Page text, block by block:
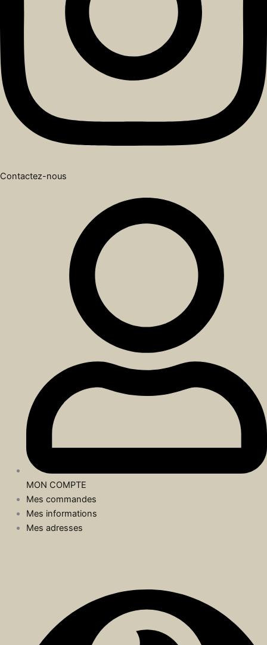
Contactez-nous
MON COMPTE
Mes commandes
Mes informations
Mes adresses